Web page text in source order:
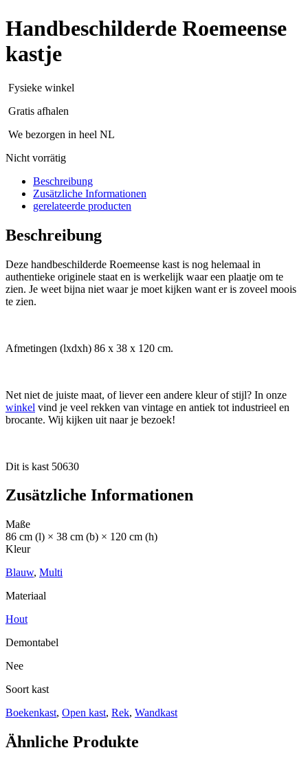
Handbeschilderde Roemeense
kastje
Fysieke winkel
Gratis afhalen
We bezorgen in heel NL
Nicht vorrätig
Beschreibung
Zusätzliche Informationen
gerelateerde producten
Beschreibung
Deze handbeschilderde Roemeense kast is nog helemaal in
authentieke originele staat en is werkelijk waar een plaatje om te
zien. Je weet bijna niet waar je moet kijken want er is zoveel moois
te zien.
Afmetingen (lxdxh) 86 x 38 x 120 cm.
Net niet de juiste maat, of liever een andere kleur of stijl? In onze
winkel vind je veel rekken van vintage en antiek tot industrieel en
brocante. Wij kijken uit naar je bezoek!
Dit is kast 50630
Zusätzliche Informationen
Maße
86 cm (l) × 38 cm (b) × 120 cm (h)
Kleur
Blauw, Multi
Materiaal
Hout
Demontabel
Nee
Soort kast
Boekenkast, Open kast, Rek, Wandkast
Ähnliche Produkte